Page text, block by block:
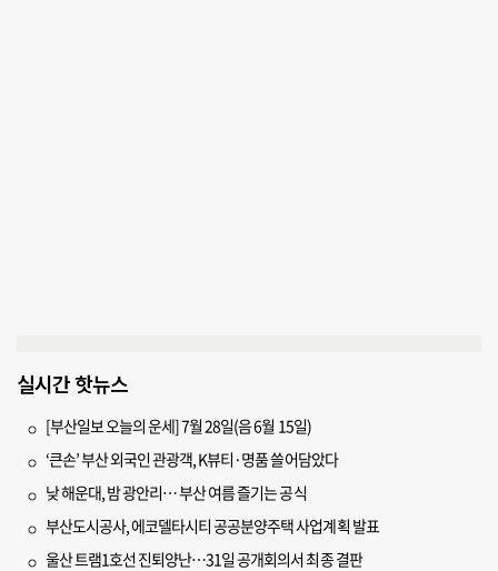
실시간 핫뉴스
[부산일보 오늘의 운세] 7월 28일(음 6월 15일)
‘큰손’ 부산 외국인 관광객, K뷰티·명품 쓸어담았다
낮 해운대, 밤 광안리… 부산 여름 즐기는 공식
부산도시공사, 에코델타시티 공공분양주택 사업계획 발표
울산 트램1호선 진퇴양난…31일 공개회의서 최종 결판